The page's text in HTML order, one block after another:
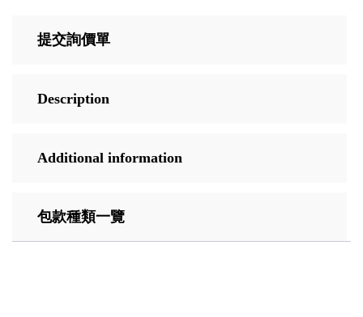
提交詢價單
Description
Additional information
包款種類一覽